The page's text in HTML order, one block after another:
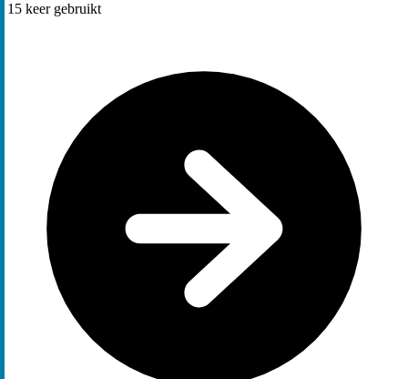
15 keer gebruikt